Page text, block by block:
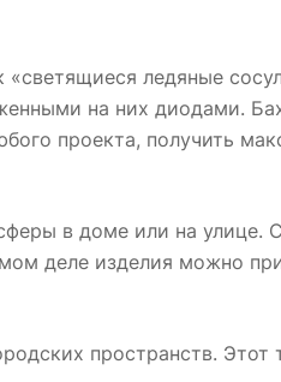
ледяные
на них диодами.
проекта, получить
в доме или на
деле изделия можно
пространств. Этот